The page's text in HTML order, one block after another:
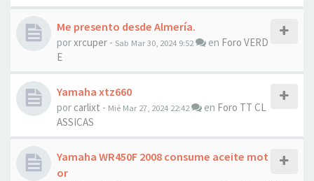
Me presento desde Almería.
porxrcuper - Sab Mar 30, 2024 9:52 en Foro VERD
E
Yamaha xtz660
por carlixt - Mié Mar 27, 2024 22:42 en Foro TT CL
ASSICAS
Yamaha WR450F 2008 consume aceite mot
or